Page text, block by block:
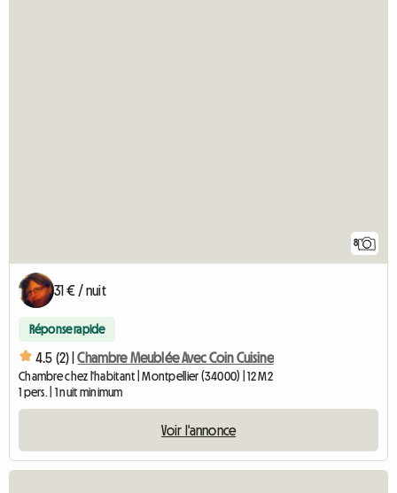
8
31 € / nuit
Réponse rapide
4.5 (2) | Chambre Meublée Avec Coin Cuisine
Chambre chez l'habitant | Montpellier (34000) | 12 M2
1 pers. | 1 nuit minimum
Voir l'annonce